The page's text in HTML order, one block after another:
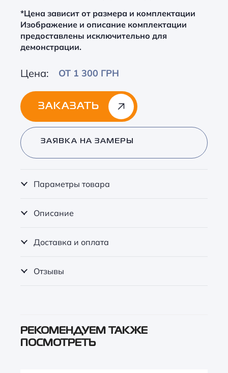
*Цена зависит от размера и комплектации
Изображение и описание комплектации
предоставлены исключительно для
демонстрации.
Цена: ОТ 1 300 ГРН
ЗАКАЗАТЬ
Alternative:
ЗАЯВКА НА ЗАМЕРЫ
Параметры товара
Описание
Доставка и оплата
Отзывы
РЕКОМЕНДУЕМ ТАКЖЕ
ПОСМОТРЕТЬ